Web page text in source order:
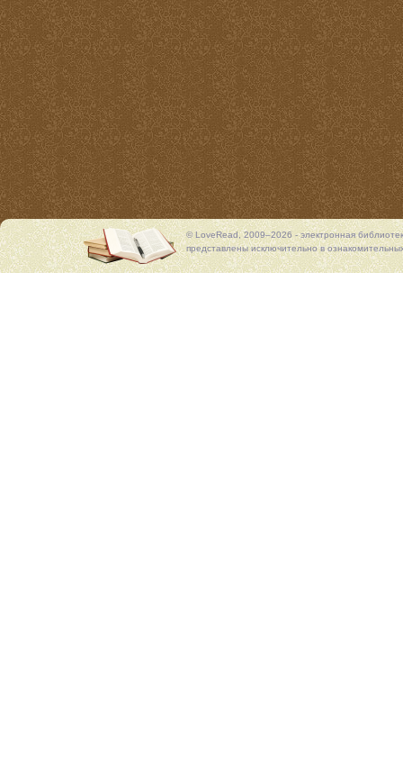
© LoveRead, 2009–2026 - электронная
представлены исключительно в